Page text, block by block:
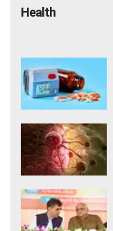
Health